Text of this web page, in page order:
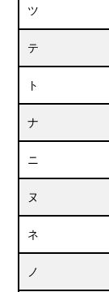
ツ
テ
ト
ナ
ニ
ヌ
ネ
ノ